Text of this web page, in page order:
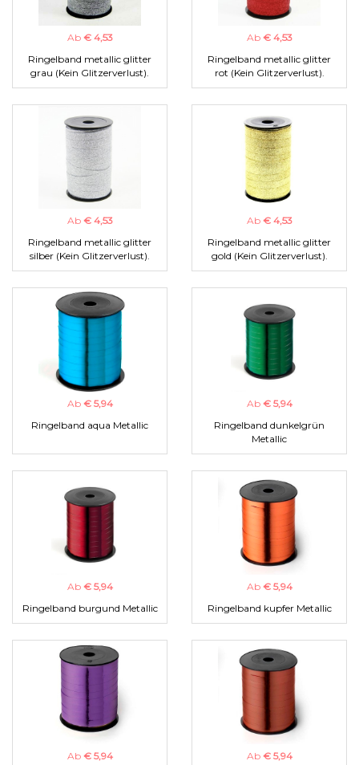
Ab € 4,53
Ringelband metallic glitter
grau (Kein Glitzerverlust).
Ab € 4,53
Ringelband metallic glitter
rot (Kein Glitzerverlust).
Ab € 4,53
Ringelband metallic glitter
silber (Kein Glitzerverlust).
Ab € 4,53
Ringelband metallic glitter
gold (Kein Glitzerverlust).
Ab € 5,94
Ringelband aqua Metallic
Ab € 5,94
Ringelband dunkelgrün
Metallic
Ab € 5,94
Ringelband burgund Metallic
Ab € 5,94
Ringelband kupfer Metallic
Ab € 5,94
Ab € 5,94